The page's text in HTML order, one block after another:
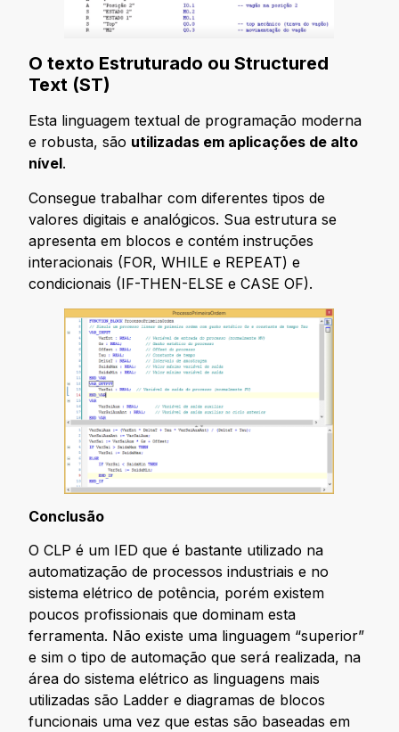
O texto Estruturado ou Structured
Text (ST)
Esta linguagem textual de programação moderna
e robusta, são utilizadas em aplicações de alto
nível.
Consegue trabalhar com diferentes tipos de
valores digitais e analógicos. Sua estrutura se
apresenta em blocos e contém instruções
interacionais (FOR, WHILE e REPEAT) e
condicionais (IF-THEN-ELSE e CASE OF).
Conclusão
O CLP é um IED que é bastante utilizado na
automatização de processos industriais e no
sistema elétrico de potência, porém existem
poucos profissionais que dominam esta
ferramenta. Não existe uma linguagem “superior”
e sim o tipo de automação que será realizada, na
área do sistema elétrico as linguagens mais
utilizadas são Ladder e diagramas de blocos
funcionais uma vez que estas são baseadas em